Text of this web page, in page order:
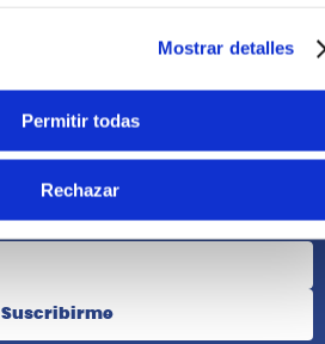
Mostrar detalles
Permitir todas
Rechazar
Suscribirme